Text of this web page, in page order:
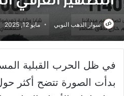
سوار الذهب النوبي مايو 12, 2025
في ظل الحرب القبلية
بدأت الصورة تتضح أكثر